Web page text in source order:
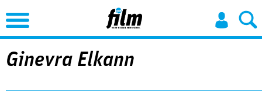
Jump to Navigation
Ginevra Elkann